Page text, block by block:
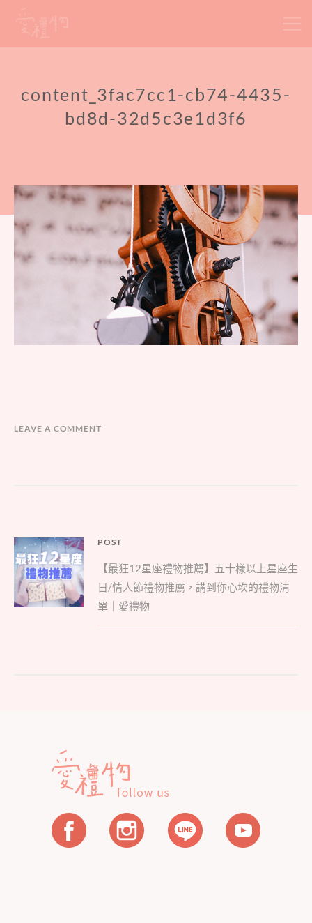
content_3fac7cc1-cb74-4435-
bd8d-32d5c3e1d3f6
LEAVE A COMMENT
文
章
導
覽
POST
Parent
post:
【最狂12星座禮物推薦】五十樣以上星座生
日/情人節禮物推薦，講到你心坎的禮物清
單｜愛禮物